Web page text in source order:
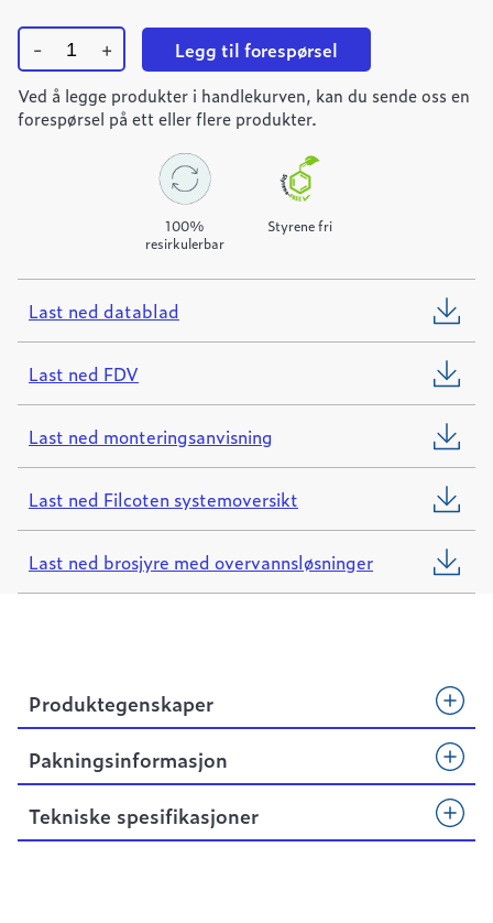
-
Ulefos
Filcoten
PRO
150
+ Legg til forespørsel
Ved å legge produkter i handlekurven, kan du sende oss en
forespørsel på ett eller flere produkter.
100%
resirkulerbar
Styrene fri
Last ned datablad
Last ned FDV
Last ned monteringsanvisning
Last ned Filcoten systemoversikt
Last ned brosjyre med overvannsløsninger
Produktegenskaper
Pakningsinformasjon
Tekniske spesifikasjoner